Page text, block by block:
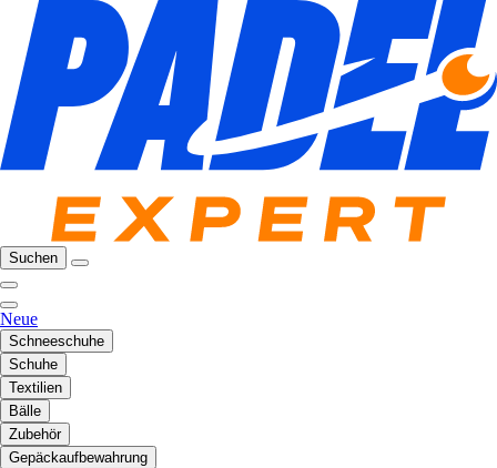
Suchen
Neue
Schneeschuhe
Schuhe
Textilien
Bälle
Zubehör
Gepäckaufbewahrung